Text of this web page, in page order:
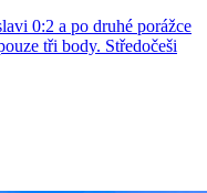
0:2 a po druhé porážce
tři body. Středočeši